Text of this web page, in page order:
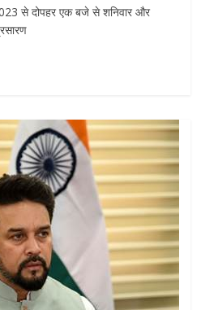
से दोपहर एक बजे से शनिवार और